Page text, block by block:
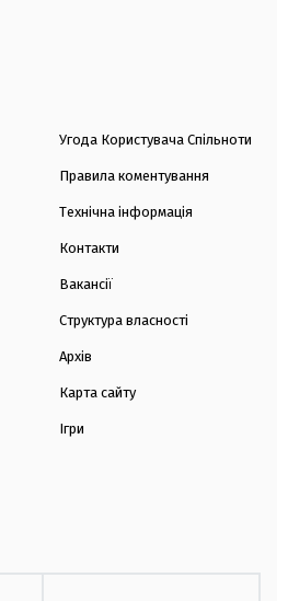
Угода Користувача Спільноти
Правила коментування
Технічна інформація
Контакти
Вакансії
Структура власності
Архів
Карта сайту
Ігри